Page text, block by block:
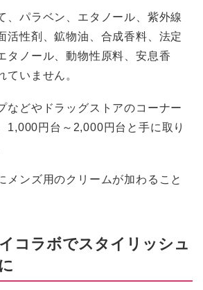
、パラベン、エタノール、紫外線
活性剤、鉱物油、合成香料、法定
タノール、動物性原料、安息香
いません。
などやドラッグストアのコーナー
1,000円台～2,000円台と手に取り
メンズ用のクリームが加わること
コラボでスタイリッシュ